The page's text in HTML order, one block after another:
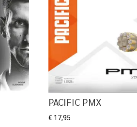
PACIFIC PMX
€ 17,95